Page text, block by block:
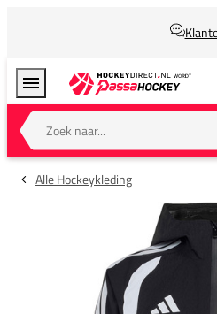
Zoek naar...
Alle Hockeykleding